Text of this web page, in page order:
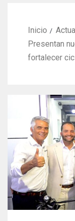
Inicio
Presentan
fortalecer